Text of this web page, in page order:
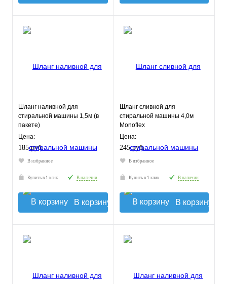
Шланг наливной для
стиральной машины 1,5м (в
пакете)
Цена:
185 руб.
В избранное
Купить в 1 клик В наличии
В корзину
Шланг сливной для
стиральной машины 4,0м
Monoflex
Цена:
245 руб.
В избранное
Купить в 1 клик В наличии
В корзину